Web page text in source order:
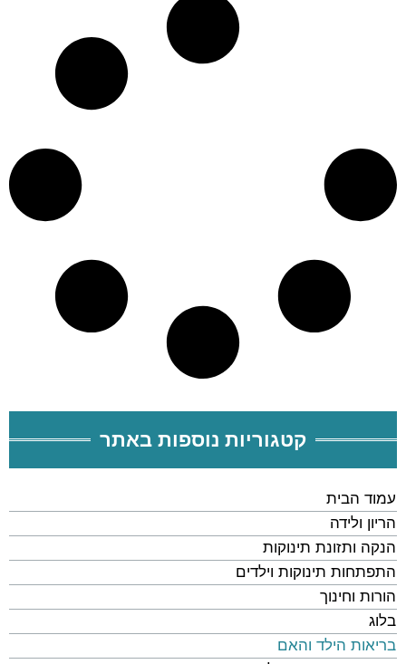
קטגוריות נוספות באתר
עמוד הבית
הריון ולידה
הנקה ותזונת תינוקות
התפתחות תינוקות וילדים
הורות וחינוך
בלוג
בריאות הילד והאם